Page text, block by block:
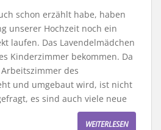
schon erzählt habe, haben
unserer Hochzeit noch ein
laufen. Das Lavendelmädchen
Kinderzimmer bekommen. Da
des
und umgebaut wird, ist nicht
es sind auch viele neue
WEITERLESEN